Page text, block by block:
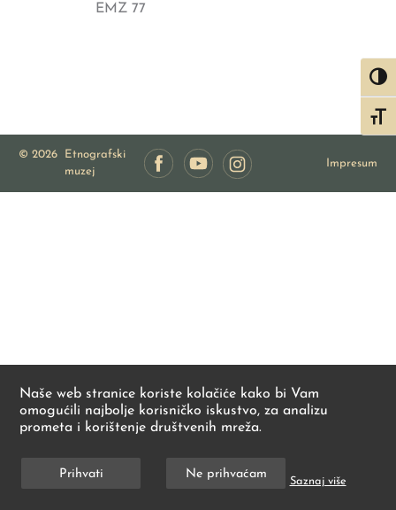
EMZ 77
© 2026
Etnografski
muzej
Impresum
Naše web stranice koriste kolačiće kako bi Vam
omogućili najbolje korisničko iskustvo, za analizu
prometa i korištenje društvenih mreža.
Prihvati Ne prihvaćam
Saznaj više